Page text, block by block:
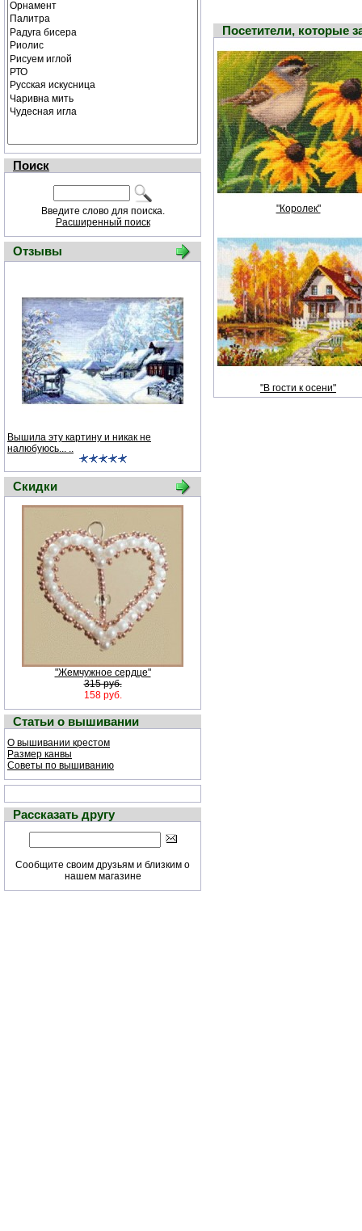
Поиск
Введите слово для поиска.
Расширенный поиск
Отзывы
Вышила эту картину и никак не
налюбуюсь... ..
Скидки
"Жемчужное сердце"
315 руб.
158 руб.
Статьи о вышивании
О вышивании крестом
Размер канвы
Советы по вышиванию
Рассказать другу
Сообщите своим друзьям и близким о
нашем магазине
Посетители, которые
"Королек"
"В гости к осени"